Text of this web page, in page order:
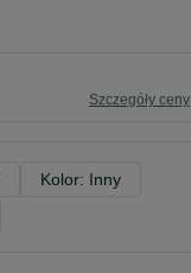
Szczegóły ceny
Kolor: Inny